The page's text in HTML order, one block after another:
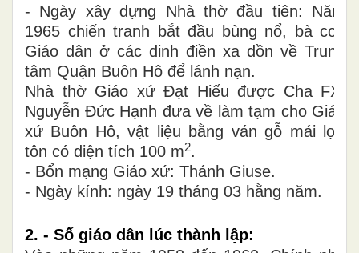
- Ngày xây dựng Nhà thờ đầu tiên: Năm
1965 chiến tranh bắt đầu bùng nổ, bà con
Giáo dân ở các dinh điền xa dồn về Trung
tâm Quận Buôn Hô để lánh nạn.
Nhà thờ Giáo xứ Đạt Hiếu được Cha FX.
Nguyễn Đức Hạnh đưa về làm tạm cho Giáo
xứ Buôn Hô, vật liệu bằng ván gỗ mái lợp
tôn có diện tích 100 m2.
- Bổn mạng Giáo xứ: Thánh Giuse.
- Ngày kính: ngày 19 tháng 03 hằng năm.
2. - Số giáo dân lúc thành lập: